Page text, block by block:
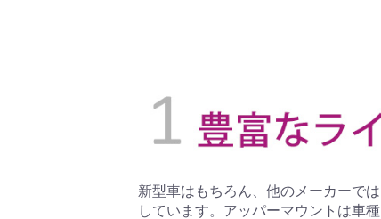
新型車はもちろん、他のメーカーで
しています。アッパーマウントは車